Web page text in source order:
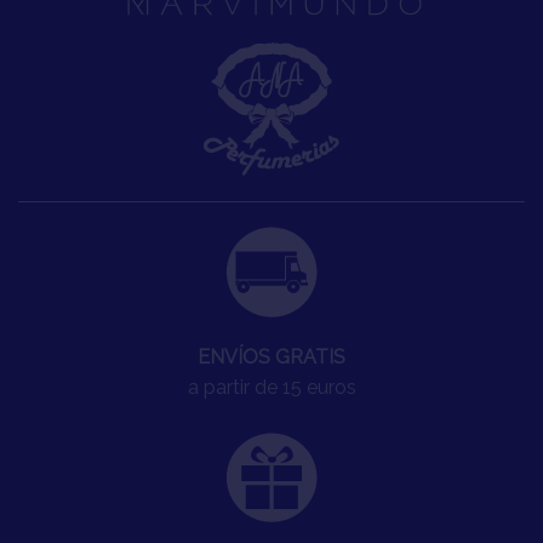
ENVÍOS GRATIS
a partir de 15 euros